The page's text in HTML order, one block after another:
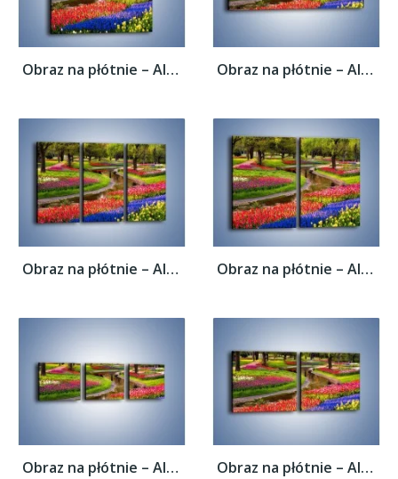
Obraz na płótnie – Aleje kolorowych... Obraz na płótnie – Aleje kolorowych...
Obraz na płótnie – Aleje kolorowych... Obraz na płótnie – Aleje kolorowych...
Obraz na płótnie – Aleje kolorowych... Obraz na płótnie – Aleje kolorowych...